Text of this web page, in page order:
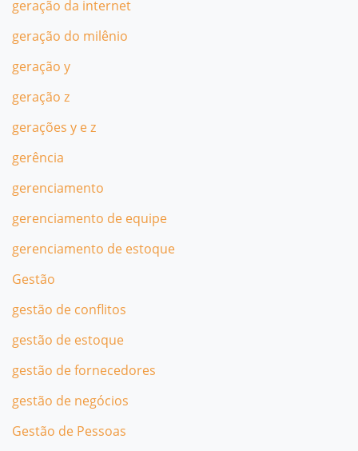
geração da internet
geração do milênio
geração y
geração z
gerações y e z
gerência
gerenciamento
gerenciamento de equipe
gerenciamento de estoque
Gestão
gestão de conflitos
gestão de estoque
gestão de fornecedores
gestão de negócios
Gestão de Pessoas